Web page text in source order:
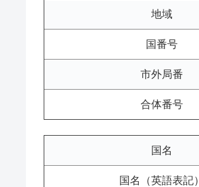
地域
国番号
市外局番
合体番号
国名
国名（英語表記）